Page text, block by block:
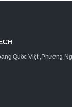
Quốc Việt ,Phường